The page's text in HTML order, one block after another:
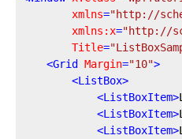
xmlns="http://
xmlns:x="http://
Title=
<Grid Margin="10">
<ListBox>
<ListBoxItem>
<ListBoxItem>
<ListBoxItem>